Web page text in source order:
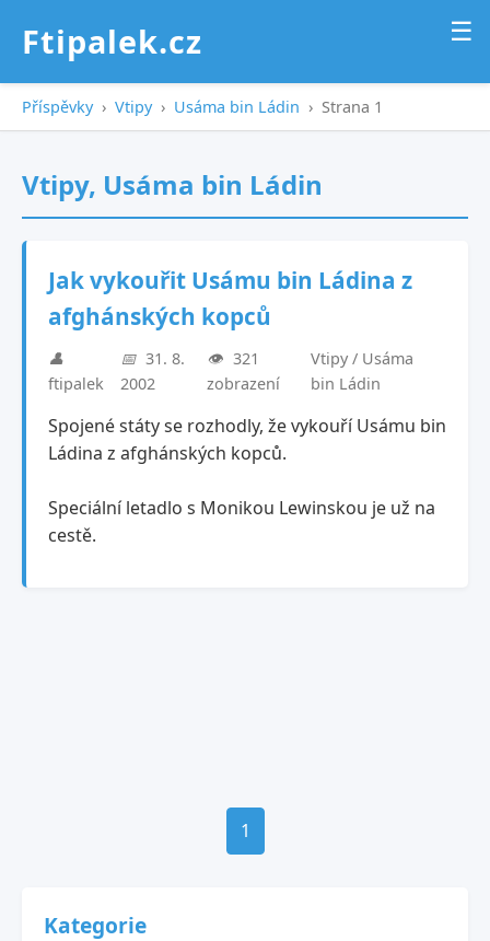
Ftipalek.cz ☰
Příspěvky › Vtipy › Usáma bin Ládin › Strana 1
Vtipy, Usáma bin Ládin
Jak vykouřit Usámu bin Ládina z
afghánských kopců
👤
ftipalek
📅 31. 8.
2002
👁️ 321
zobrazení
Vtipy / Usáma
bin Ládin
Spojené státy se rozhodly, že vykouří Usámu bin
Ládina z afghánských kopců.
Speciální letadlo s Monikou Lewinskou je už na
cestě.
1
Kategorie